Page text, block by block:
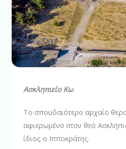
Ασκληπιείο Κω
Το σπουδαιότερο αρχαίο
αφιερωμένο στον θεό
ίδιος ο Ιπποκράτης.